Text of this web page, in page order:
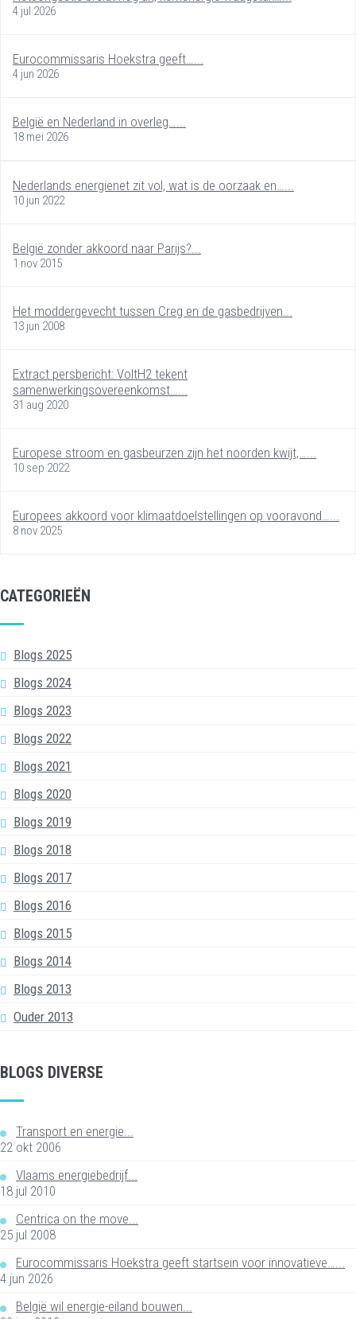
4 jul 2026
Eurocommissaris Hoekstra geeft…...
4 jun 2026
België en Nederland in overleg…...
18 mei 2026
Nederlands energienet zit vol, wat is de oorzaak en…...
10 jun 2022
België zonder akkoord naar Parijs?...
1 nov 2015
Het moddergevecht tussen Creg en de gasbedrijven...
13 jun 2008
Extract persbericht: VoltH2 tekent
samenwerkingsovereenkomst…...
31 aug 2020
Europese stroom en gasbeurzen zijn het noorden kwijt,…...
10 sep 2022
Europees akkoord voor klimaatdoelstellingen op vooravond…...
8 nov 2025
CATEGORIEËN
Blogs 2025
Blogs 2024
Blogs 2023
Blogs 2022
Blogs 2021
Blogs 2020
Blogs 2019
Blogs 2018
Blogs 2017
Blogs 2016
Blogs 2015
Blogs 2014
Blogs 2013
Ouder 2013
BLOGS DIVERSE
Transport en energie...
22 okt 2006
Vlaams energiebedrijf...
18 jul 2010
Centrica on the move...
25 jul 2008
Eurocommissaris Hoekstra geeft startsein voor innovatieve…...
4 jun 2026
België wil energie-eiland bouwen...